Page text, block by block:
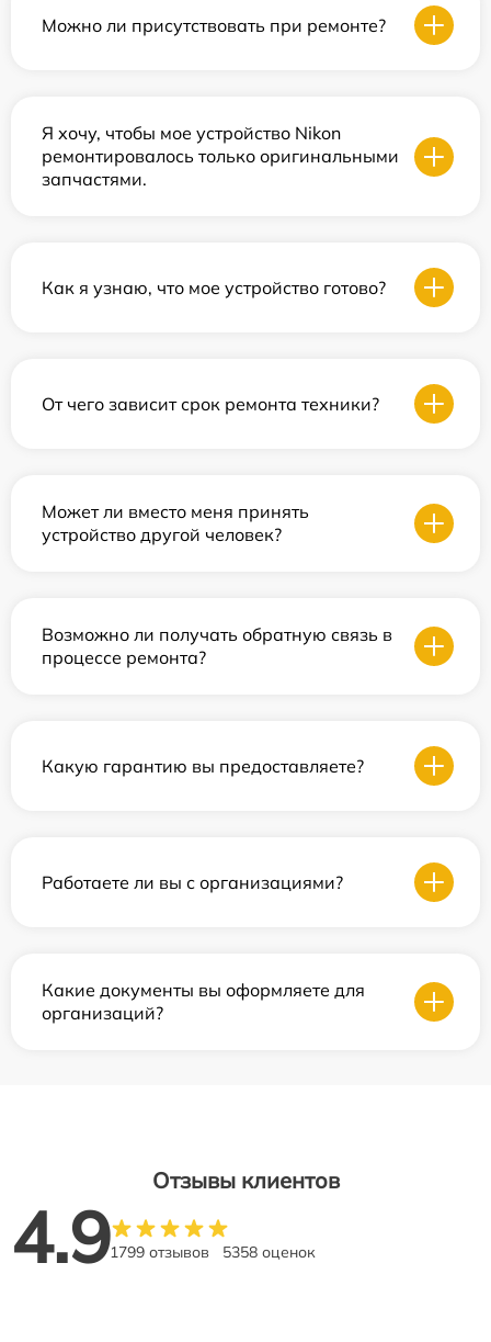
Можно ли присутствовать при ремонте?
Я хочу, чтобы мое устройство Nikon
ремонтировалось только оригинальными
запчастями.
Как я узнаю, что мое устройство готово?
От чего зависит срок ремонта техники?
Может ли вместо меня принять
устройство другой человек?
Возможно ли получать обратную связь в
процессе ремонта?
Какую гарантию вы предоставляете?
Работаете ли вы с организациями?
Какие документы вы оформляете для
организаций?
Отзывы клиентов
4.91799 отзывов 5358 оценок